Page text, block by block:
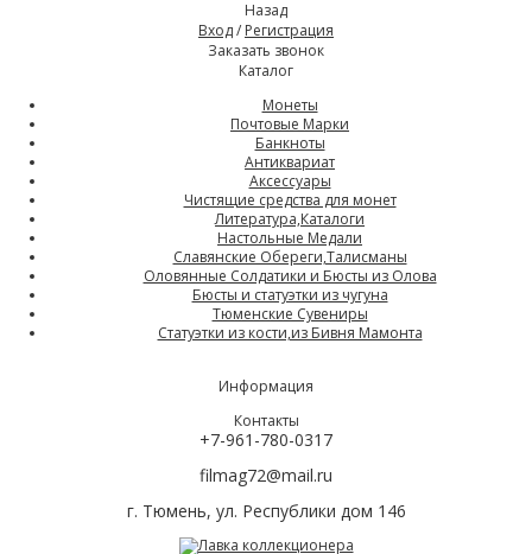
Назад
Вход/ Регистрация
Заказать звонок
Каталог
Монеты
Почтовые Марки
Банкноты
Антиквариат
Аксессуары
Чистящие средства для монет
Литература,Каталоги
Настольные Медали
Славянские Обереги,Талисманы
Оловянные Солдатики и Бюсты из Олова
Бюсты и статуэтки из чугуна
Тюменские Сувениры
Статуэтки из кости,из Бивня Мамонта
Информация
Контакты
+7-961-780-0317
filmag72@mail.ru
г. Тюмень, ул. Республики дом 146